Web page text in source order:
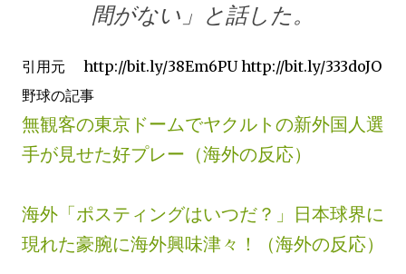
間がない」と話した。
引用元 http://bit.ly/38Em6PU http://bit.ly/333doJO
野球の記事
無観客の東京ドームでヤクルトの新外国人選
手が見せた好プレー（海外の反応）
海外「ポスティングはいつだ？」日本球界に
現れた豪腕に海外興味津々！（海外の反応）